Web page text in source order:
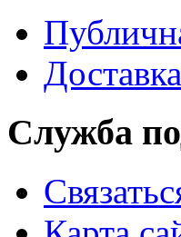
Служба